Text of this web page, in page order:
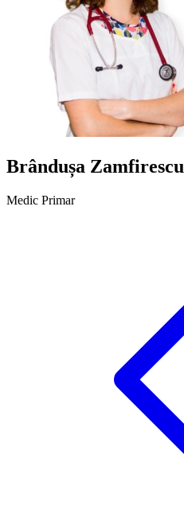
Brândușa Zamfirescu
Medic Primar